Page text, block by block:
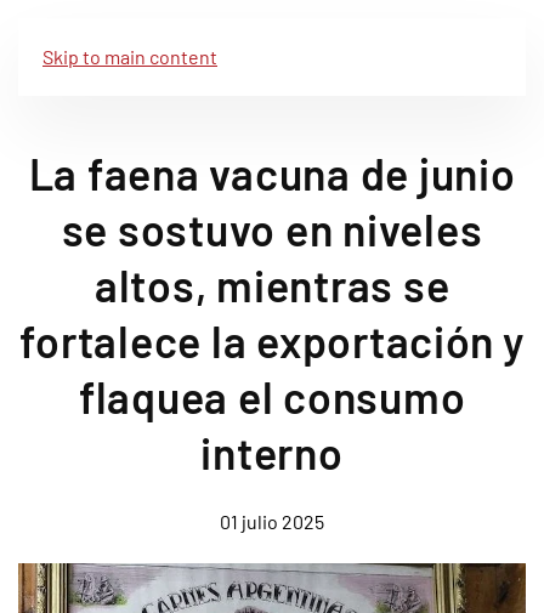
Skip to main content
La faena vacuna de junio
se sostuvo en niveles
altos, mientras se
fortalece la exportación y
flaquea el consumo
interno
01 julio 2025